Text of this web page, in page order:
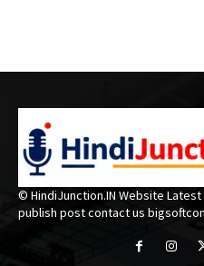
© HindiJunction.IN Website
publish post contact us